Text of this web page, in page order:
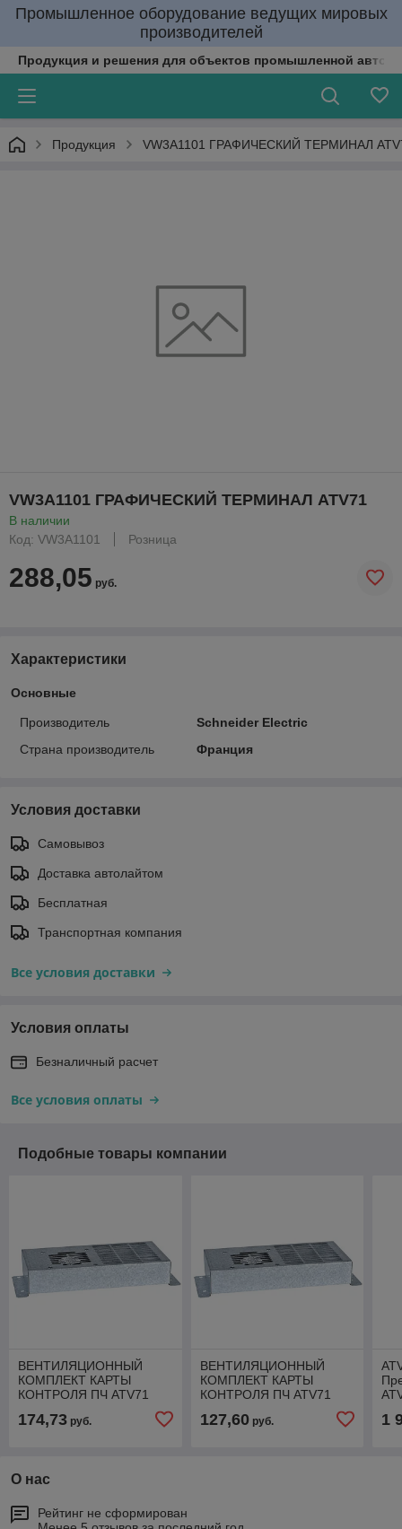
Промышленное оборудование ведущих мировых
производителей
Продукция и решения для объектов промышленной
Продукция VW3A1101 ГРАФИЧЕСКИЙ ТЕРМИНАЛ
VW3A1101 ГРАФИЧЕСКИЙ ТЕРМИНАЛ ATV71
В наличии
Код: VW3A1101
Розница
288,05 руб.
Характеристики
Основные
Производитель
Schneider Electric
Страна производитель
Франция
Условия доставки
Самовывоз
Доставка автолайтом
Бесплатная
Транспортная компания
Все условия доставки
Условия оплаты
Безналичный расчет
Все условия оплаты
Подобные товары компании
ВЕНТИЛЯЦИОННЫЙ
КОМПЛЕКТ КАРТЫ
КОНТРОЛЯ ПЧ ATV71
174,73 руб.
ВЕНТИЛЯЦИОННЫЙ
КОМПЛЕКТ КАРТЫ
КОНТРОЛЯ ПЧ ATV71
127,60руб. 1
О нас
Рейтинг не сформирован